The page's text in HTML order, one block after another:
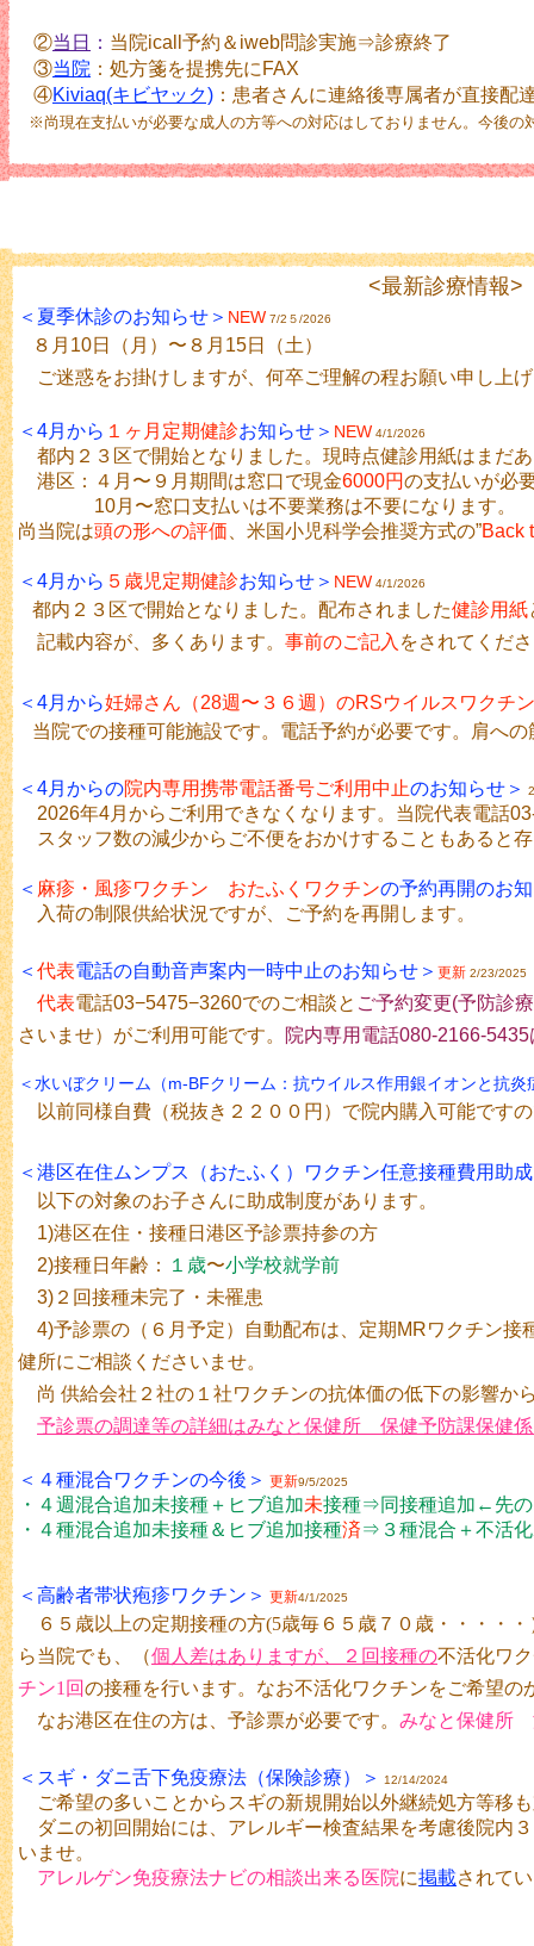
<最新診療情報>
＜夏季休診のお知らせ＞ NEW 7/2５/2026
８月10日（月）〜８月15日（土）
ご迷惑をお掛けしますが、何卒ご理解の程お願い申し上
＜4月から １ヶ月定期健診お知らせ＞ NEW 4/1/2026
都内２３区で開始となりました。現時点健診用紙はまだ
港区：４月〜９月期間は窓口で現金6000円の支払いが必
10月〜窓口支払いは不要業務は不要になります。
尚当院は頭の形への評価 、米国小児科学会推奨方式の”Back
＜4月から ５歳児定期健診お知らせ＞ NEW 4/1/2026
都内２３区で開始となりました。配布されました健診用紙
記載内容が、多くあります。 事前のご記入 をされてくだ
＜4月から妊婦さん（28週〜３６週）のRSウイルスワクチ
当院での接種可能施設です。電話予約が必要です。肩へ
＜4月からの院内専用携帯電話番号ご利用中止のお知らせ＞
2026年4月からご利用できなくなります。当院代表電話
スタッフ数の減少からご不便をおかけすることもあると
＜ 麻疹・風疹ワクチン おたふくワクチンの予約再開のお
入荷の制限供給状況ですが、ご予約を再開します。
＜ 代表電話の自動音声案内一時中止のお知らせ＞ 更新 2/23/2025
代表電話03−5475−3260でのご相談と ご予約変更(予防診
さいませ）がご利用可能です。
院内専用電話080-2166-
＜水いぼクリーム（m-BFクリーム：抗ウイルス作用銀イオンと抗
以前同様自費（税抜き２２００円）で院内購入可能です
＜港区在住ムンプス（おたふく）ワクチン任意接種費用助
以下の対象のお子さんに助成制度があります。
1)港区在住・接種日港区予診票持参の方
2)接種日年齢：
１歳〜小学校就学前
3)２回接種未完了・未罹患
4)予診票の（６月予定）自動配布は、定期MRワクチン接
健所にご相談くださいませ。
尚 供給会社２社の１社ワクチンの抗体価の低下の影響か
予診票の調達等の詳細はみなと保健所 保健予防課保健
＜４種混合ワクチンの今後 ＞ 更新9/5/2025
・４週混合追加未接種＋ヒブ追加未接種⇒同接種追加←先の
・４種混合追加未接種＆ヒブ追加接種済⇒３種混合＋不活
＜高齢者帯状疱疹ワクチン ＞ 更新4/1/2025
６５歳以上の定期接種の方(5歳毎６５歳７０歳・・・・
ら当院でも、（個人差はありますが、２回接種の不活化ワ
チン1回の接種を行います。なお不活化ワクチンをご希望の
なお港区在住の方は、予診票が必要です。 みなと保健所
＜スギ・ダニ舌下免疫療法（保険診療）＞ 12/14/2024
ご希望の多いことからスギの新規開始以外継続処方等移
ダニの初回開始には、アレルギー検査結果を考慮後院内
いませ。
アレルゲン免疫療法ナビの相談出来る医院に掲載されて
②当日 ： 当院icall予約＆iweb問診実施⇒診療終了
③当院 ：処方箋を提携先にFAX
④Kiviaq(キビヤック) ：患者さんに連絡後専属者が直接配
※尚現在支払いが必要な成人の方等への対応はしておりません。今後の